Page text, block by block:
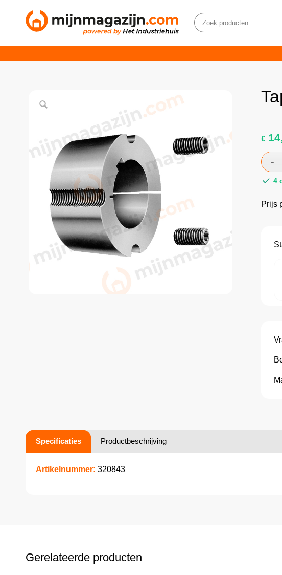
€
4
Prijs
Specificaties Productbeschrijving
Artikelnummer: 320843
Gerelateerde producten